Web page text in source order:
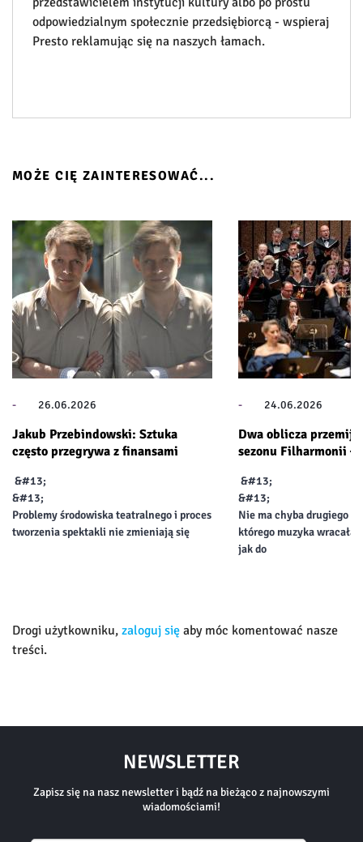
odpowiedzialnym społecznie przedsiębiorcą - wspieraj
Presto reklamując się na naszych łamach.
MOŻE CIĘ ZAINTERESOWAĆ...
- 26.06.2026
Jakub Przebindowski: Sztuka
często przegrywa z finansami
&#13;
&#13;
Problemy środowiska teatralnego i proces
tworzenia spektakli nie zmieniają się
- 24.06.2026
Dwa oblicza
sezonu Filharmonii
&#13;
&#13;
Nie ma chyba drugiego
którego muzyka
jak do
Drogi użytkowniku, zaloguj się aby móc komentować nasze
treści.
NEWSLETTER
Zapisz się na nasz newsletter i bądź na bieżąco z najnowszymi
wiadomościami!